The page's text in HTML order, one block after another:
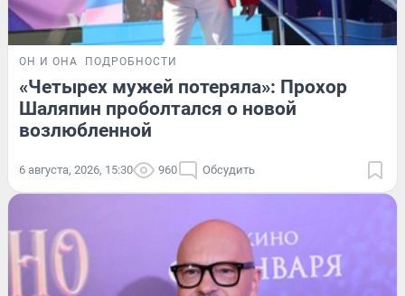
ОН И ОНА ПОДРОБНОСТИ
«Четырех мужей потеряла»: Прохор
Шаляпин проболтался о новой
возлюбленной
6 августа, 2026, 15:30 960 Обсудить